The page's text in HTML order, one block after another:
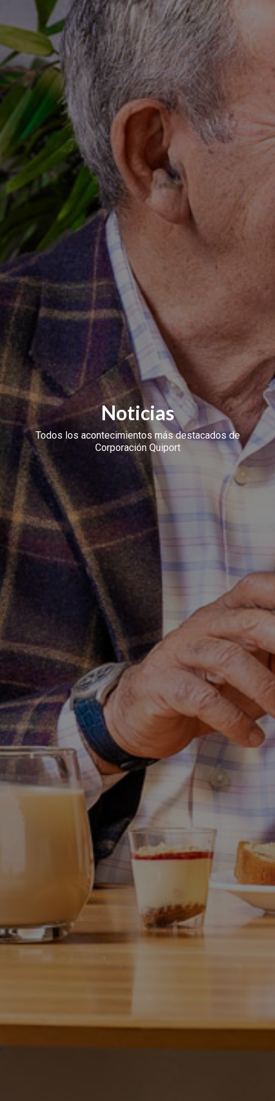
Noticias
Todos los acontecimientos más destacados de
Corporación Quiport